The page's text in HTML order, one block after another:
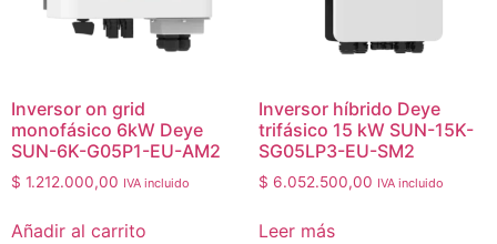
Inversor on grid
monofásico 6kW Deye
SUN-6K-G05P1-EU-AM2
$ 1.212.000,00 IVA incluido
Añadir al carrito
Inversor híbrido Deye
trifásico 15 kW SUN-15K-
SG05LP3-EU-SM2
$ 6.052.500,00 IVA incluido
Leer más